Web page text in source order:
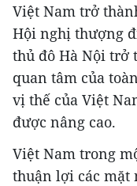
Việt Nam trở
Hội nghị thượng
thủ đô Hà Nội trở
quan tâm của
vị thế của Việt
được nâng cao.
Việt Nam trong
thuận lợi các mặt